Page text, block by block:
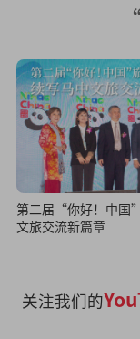
第二届“你好！中国”旅游
文旅交流新篇章
关注我们的